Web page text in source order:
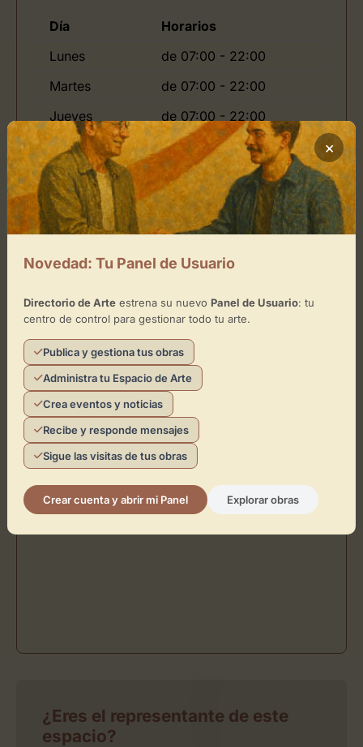
Día
Horarios
Lunes
de 07:00 - 22:00
Martes
de 07:00 - 22:00
Jueves
de 07:00 - 22:00
Viernes
de 07:00 - 22:00
Domingo
Palmas
Cómo llegar
¿Eres el representante de este
espacio?
×
Novedad: Tu Panel de Usuario
Directorio de Arteestrena su nuevo Panel de Usuario: tu
centro de control para gestionar todo tu arte.
Publica y gestiona tus obras
Administra tu Espacio de Arte
Crea eventos y noticias
Recibe y responde mensajes
Sigue las visitas de tus obras
Crear cuenta y abrir mi Panel Explorar obras